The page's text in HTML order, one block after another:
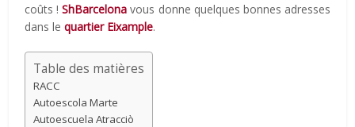
coûts !ShBarcelona vous donne quelques bonnes adresses
dans lequartier Eixample.
Table des matières
RACC
Autoescola Marte
Autoescuela Atracciò